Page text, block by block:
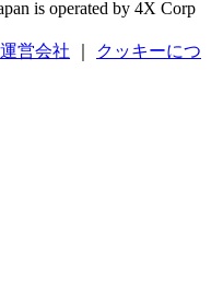
is operated by 4X Corp
運営会社
クッキーにつ